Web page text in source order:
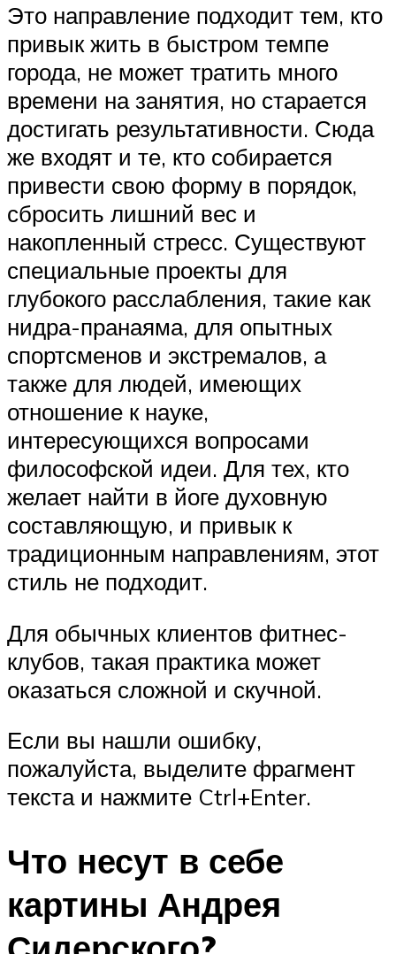
Это направление подходит тем, кто
привык жить в быстром темпе
города, не может тратить много
времени на занятия, но старается
достигать результативности. Сюда
же входят и те, кто собирается
привести свою форму в порядок,
сбросить лишний вес и
накопленный стресс. Существуют
специальные проекты для
глубокого расслабления, такие как
нидра-пранаяма, для опытных
спортсменов и экстремалов, а
также для людей, имеющих
отношение к науке,
интересующихся вопросами
философской идеи. Для тех, кто
желает найти в йоге духовную
составляющую, и привык к
традиционным направлениям, этот
стиль не подходит.
Для обычных клиентов фитнес-
клубов, такая практика может
оказаться сложной и скучной.
Если вы нашли ошибку,
пожалуйста, выделите фрагмент
текста и нажмите Ctrl+Enter.
Что несут в себе
картины Андрея